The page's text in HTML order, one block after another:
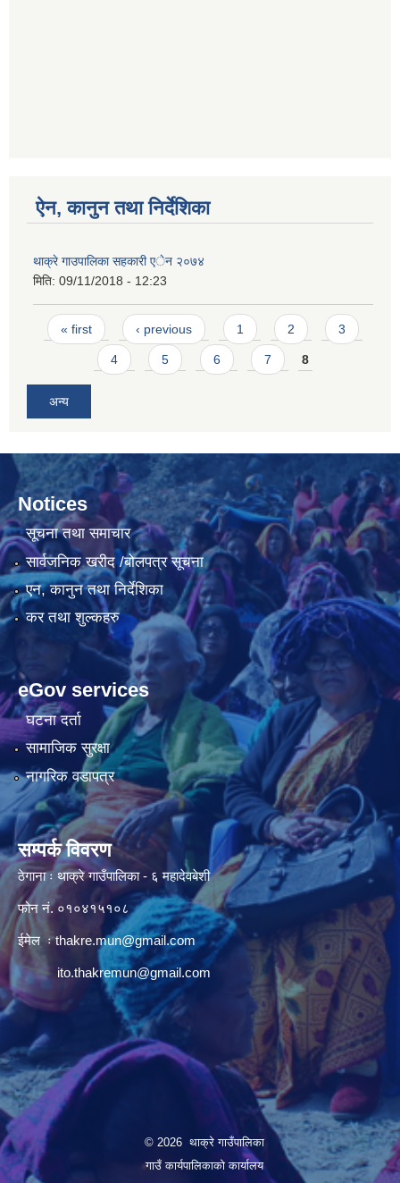
ऐन, कानुन तथा निर्देशिका
थाक्रे गाउपालिका सहकारी एेन २०७४
मिति: 09/11/2018 - 12:23
Pages
« first ‹ previous 1 2 3
4 5 6 7 8
अन्य
Notices
सूचना तथा समाचार
सार्वजनिक खरीद /बोलपत्र सूचना
एन, कानुन तथा निर्देशिका
कर तथा शुल्कहरु
eGov services
घटना दर्ता
सामाजिक सुरक्षा
नागरिक वडापत्र
सम्पर्क विवरण
ठेगाना ः थाक्रे गाउँपालिका - ६ महादेवबेशी
फोन नं. ०१०४१५१०८
ईमेल ःthakre.mun@gmail.com
ito.thakremun@gmail.com
© 2026 थाक्रे गाउँपालिका
गाउँ कार्यपालिकाको कार्यालय